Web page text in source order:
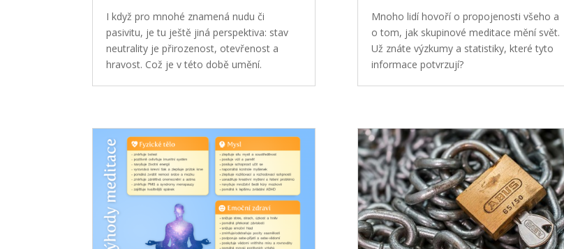
I když pro mnohé znamená nudu či
pasivitu, je tu ještě jiná perspektiva: stav
neutrality je přirozenost, otevřenost a
hravost. Což je v této době umění.
Mnoho lidí hovoří o propojenosti všeho a
o tom, jak skupinové meditace mění svět.
Už znáte výzkumy a statistiky, které tyto
informace potvrzují?